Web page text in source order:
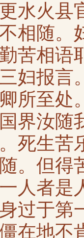
水火县
相随。
苦相语
妇报言
所至处
界汝随
死生苦
。但得
人者
过于第
在地不